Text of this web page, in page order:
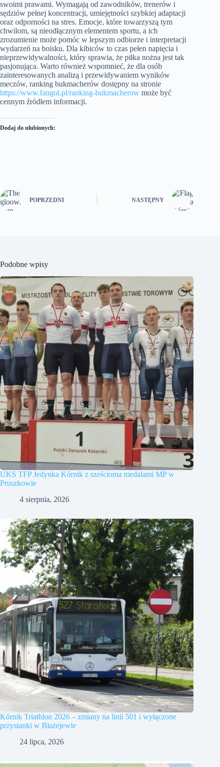
swoimi prawami. Wymagają od zawodników, trenerów i
sędziów pełnej koncentracji, umiejętności szybkiej adaptacji
oraz odporności na stres. Emocje, które towarzyszą tym
chwilom, są nieodłącznym elementem sportu, a ich
zrozumienie może pomóc w lepszym odbiorze i interpretacji
wydarzeń na boisku. Dla kibiców to czas pełen napięcia i
nieprzewidywalności, który sprawia, że piłka nożna jest tak
pasjonująca. Warto również wspomnieć, że dla osób
zainteresowanych analizą i przewidywaniem wyników
meczów, ranking bukmacherów dostępny na stronie
https://www.fangol.pl/ranking-bukmacherow może być
cennym źródłem informacji.
Dodaj do ulubionych:
POPRZEDNI NASTĘPNY
Podobne wpisy
UKS TFP Jedynka Kórnik z sześcioma medalami MP w
Pruszkowie
4 sierpnia, 2026
Kórnik Triathlon 2026 – zmiany na linii 501 i wyłączone
przystanki w Błażejewie
24 lipca, 2026